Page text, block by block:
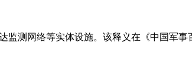
测网络等实体设施。该释义在《中国军